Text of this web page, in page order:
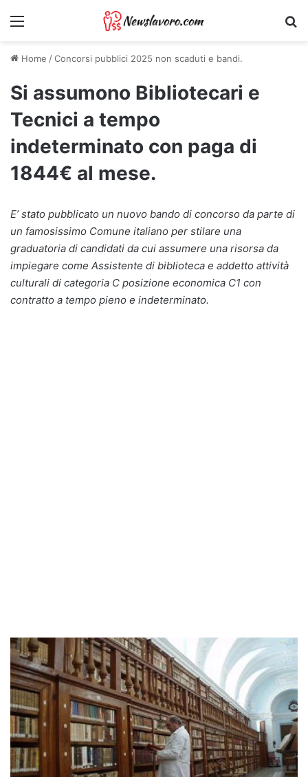
Menu
Home /Concorsi pubblici 2025 non scaduti e bandi.
Si assumono Bibliotecari e
Tecnici a tempo
indeterminato con paga di
1844€ al mese.
E’ stato pubblicato un nuovo bando di concorso da parte di
un famosissimo Comune italiano per stilare una
graduatoria di candidati da cui assumere una risorsa da
impiegare come Assistente di biblioteca e addetto attività
culturali di categoria C posizione economica C1 con
contratto a tempo pieno e indeterminato.